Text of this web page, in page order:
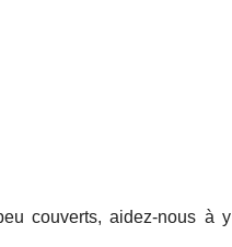
couverts, aidez-nous à y